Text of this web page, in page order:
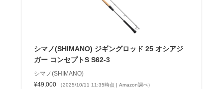
シマノ(SHIMANO) ジギングロッド 25 オシアジ
ガー コンセプトS S62-3
シマノ(SHIMANO)
¥49,000
（2025/10/11 11:35時点 | Amazon調べ）